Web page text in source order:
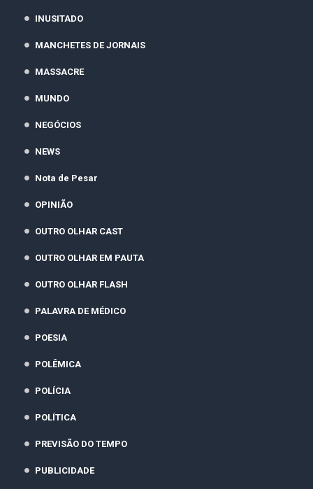
INUSITADO
MANCHETES DE JORNAIS
MASSACRE
MUNDO
NEGÓCIOS
NEWS
Nota de Pesar
OPINIÃO
OUTRO OLHAR CAST
OUTRO OLHAR EM PAUTA
OUTRO OLHAR FLASH
PALAVRA DE MÉDICO
POESIA
POLÊMICA
POLÍCIA
POLÍTICA
PREVISÃO DO TEMPO
PUBLICIDADE